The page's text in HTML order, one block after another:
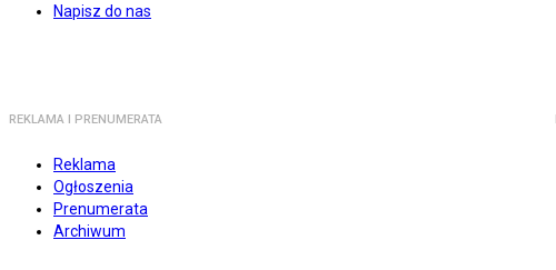
Napisz do nas
REKLAMA I PRENUMERATA
Reklama
Ogłoszenia
Prenumerata
Archiwum